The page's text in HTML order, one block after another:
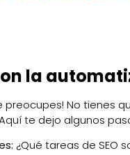
la
preocupes! No tienes
te dejo algunos
¿Qué tareas de SEO